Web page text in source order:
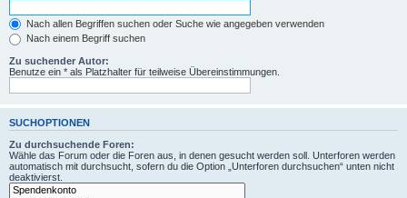
Nach allen Begriffen suchen oder Suche wie angegeben verwenden
Nach einem Begriff suchen
Zu suchender Autor:
Benutze ein * als Platzhalter für teilweise Übereinstimmungen.
SUCHOPTIONEN
Zu durchsuchende Foren:
Wähle das Forum oder die Foren aus, in denen gesucht werden soll. Unterforen werden
automatisch mit durchsucht, sofern du die Option „Unterforen durchsuchen“ unten nicht
deaktivierst.